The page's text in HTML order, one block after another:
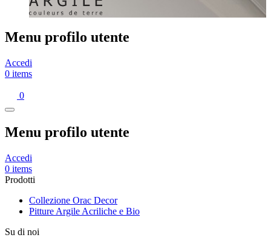
Menu profilo utente
Accedi
0 items
0
Menu profilo utente
Accedi
0 items
Prodotti
Collezione Orac Decor
Pitture Argile Acriliche e Bio
Su di noi